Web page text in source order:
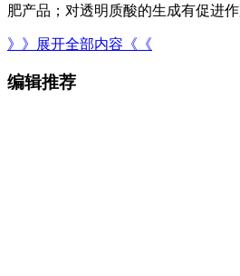
肥产品；对透明质酸的生成有促进作
》》展开全部内容《《
编辑推荐